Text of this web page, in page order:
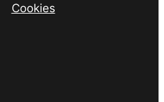
Cookies